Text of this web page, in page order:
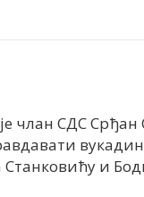
члан СДС
и